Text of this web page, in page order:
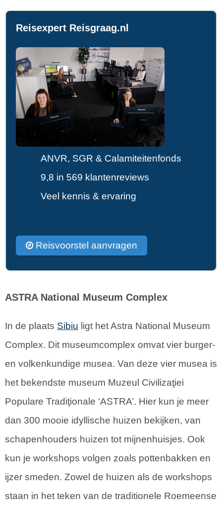
Reisexpert Reisgraag.nl
ANVR, SGR & Calamiteitenfonds
9,8 in 569 klantenreviews
Veel kennis & ervaring
Reisvoorstel aanvragen
ASTRA National Museum Complex
In de plaats Sibiu ligt het Astra National Museum
Complex. Dit museumcomplex omvat vier burger-
en volkenkundige musea. Van deze vier musea is
het bekendste museum Muzeul Civilizaţiei
Populare Tradiţionale ‘ASTRA’. Hier kun je meer
dan 300 mooie idyllische huizen bekijken, van
schapenhouders huizen tot mijnenhuisjes. Ook
kun je workshops volgen zoals pottenbakken en
ijzer smeden. Zowel de huizen als de workshops
staan in het teken van de traditionele Roemeense